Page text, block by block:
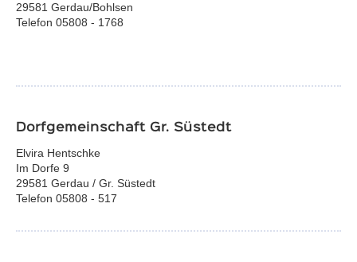
29581 Gerdau/Bohlsen
Telefon 05808 - 1768
Dorfgemeinschaft Gr. Süstedt
Elvira Hentschke
Im Dorfe 9
29581 Gerdau / Gr. Süstedt
Telefon 05808 - 517